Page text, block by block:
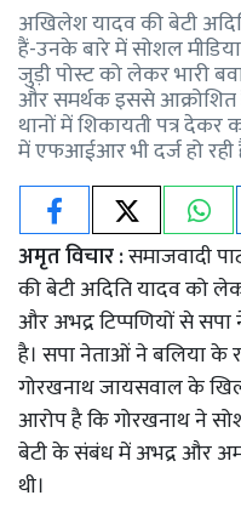
अखिलेश यादव की बेटी
हैं-उनके बारे में सोशल
जुड़ी पोस्ट को लेकर भारी
और समर्थक इससे आक्रोशित
थानों में शिकायती पत्र देकर
में एफआईआर भी दर्ज हो रही
अमृत विचार :समाजवादी
की बेटी अदिति यादव को
और अभद्र टिप्पणियों से
है। सपा नेताओं ने बलिया के
गोरखनाथ जायसवाल के
आरोप है कि गोरखनाथ ने
बेटी के संबंध में अभद्र और
थी।